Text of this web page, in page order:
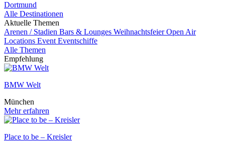
Dortmund
Alle Destinationen
Aktuelle Themen
Arenen / Stadien Bars & Lounges WeihnachtsfeierOpen Air
Locations Event Eventschiffe
Alle Themen
Empfehlung
BMW Welt
München
Mehr erfahren
Place to be – Kreisler